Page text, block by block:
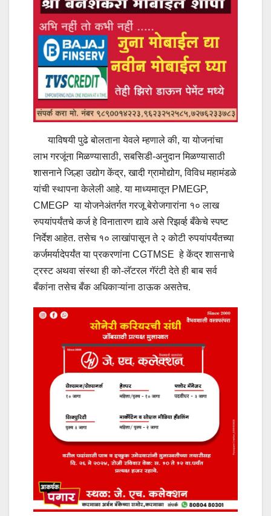
याविषयी पुढे बोलताना येवले म्हणाले की, या योजनांचा
लाभ गरजूंना मिळण्यासाठी, सबसिडी-अनुदान मिळण्यासाठी
शासनाने जिल्हा उद्योग केंद्र, खादी ग्रामोद्योग, विविध महामंडळे
यांची स्थापना केलेली आहे. या माध्यमातून PMEGP,
CMEGP या योजनेअंतर्गत गरजू बेरोजगारांना १० लाख
रुपयांपर्यंतचे कर्ज हे विनातारण द्यावे असे रिझर्व्ह बँकेचे स्पष्ट
निर्देश आहेत. तसेच १० लाखांपासून ते २ कोटी रुपयांपर्यंतच्या
कर्जमर्यादेपर्यंत या प्रकरणांना CGTMSE हे केंद्र शासनाचे
ट्रस्ट अथवा संस्था ही को-लॅटरल गॅरंटी देते ही बाब सर्व
बँकांना तसेच बँक अधिकाऱ्यांना ठाऊक असतेच.